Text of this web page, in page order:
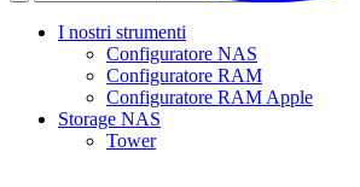
I nostri strumenti
Configuratore NAS
Configuratore RAM
Configuratore RAM Apple
Storage NAS
Tower